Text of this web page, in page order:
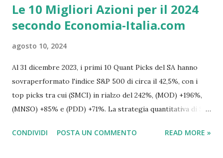
Le 10 Migliori Azioni per il 2024
secondo Economia-Italia.com
agosto 10, 2024
Al 31 dicembre 2023, i primi 10 Quant Picks del SA hanno
sovraperformato l'indice S&P 500 di circa il 42,5%, con i
top picks tra cui (SMCI) in rialzo del 242%, (MOD) +196%,
(MNSO) +85% e (PDD) +71%. La strategia quantitativa di SA
valore, redditività, revisioni degli utili e slancio. Molti
CONDIVIDI POSTA UN COMMENTO READ MORE »